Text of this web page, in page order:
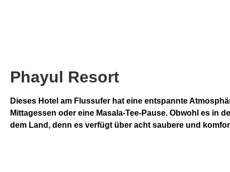
Phayul Resort
Dieses Hotel am Flussufer hat eine entspannte
Mittagessen oder eine Masala-Tee-Pause. Obwohl es in
dem Land, denn es verfügt über acht saubere und